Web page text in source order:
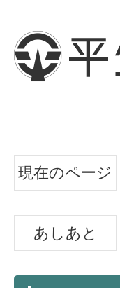
現在のページ
あしあと